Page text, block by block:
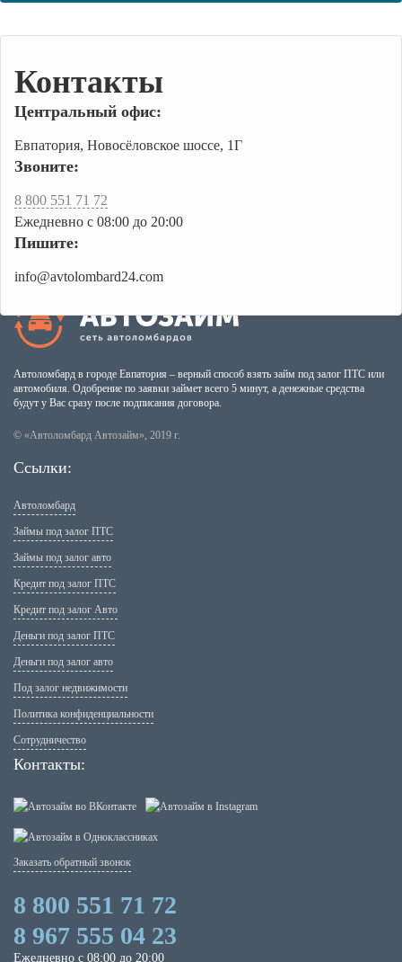
Контакты
Центральный офис:
Евпатория, Новосёловское шоссе, 1Г
Звоните:
8 800 551 71 72
Ежедневно с 08:00 до 20:00
Пишите:
info@avtolombard24.com
Автоломбард в городе Евпатория – верный способ взять займ под залог ПТС или
автомобиля. Одобрение по заявки займет всего 5 минут, а денежные средства
будут у Вас сразу после подписания договора.
© «Автоломбард Автозайм», 2019 г.
Ссылки:
Автоломбард
Займы под залог ПТС
Займы под залог авто
Кредит под залог ПТС
Кредит под залог Авто
Деньги под залог ПТС
Деньги под залог авто
Под залог недвижимости
Политика конфиденциальности
Сотрудничество
Контакты:
Заказать обратный звонок
8 800 551 71 72
8 967 555 04 23
Ежедневно с 08:00 до 20:00